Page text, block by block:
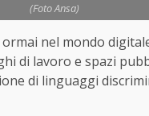
(Foto Ansa)
nel mondo
di lavoro e spazi
di linguaggi